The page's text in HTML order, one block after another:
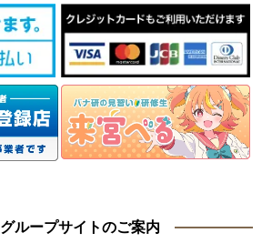
グループサイトのご案内